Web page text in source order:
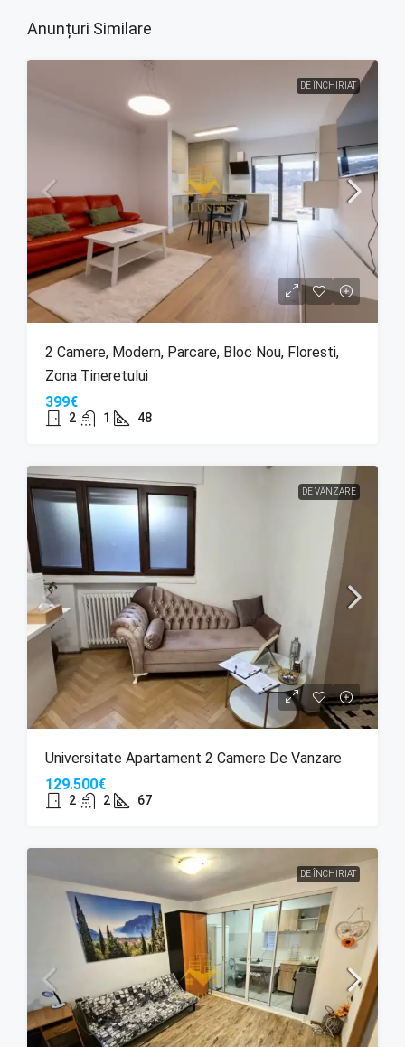
Anunțuri Similare
DE ÎNCHIRIAT
2 Camere, Modern, Parcare, Bloc Nou, Floresti,
Zona Tineretului
399€
2 1 48
DE VÂNZARE
Universitate Apartament 2 Camere De Vanzare
129.500€
2 2 67
DE ÎNCHIRIAT